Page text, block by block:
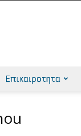
Επικαιροτητα